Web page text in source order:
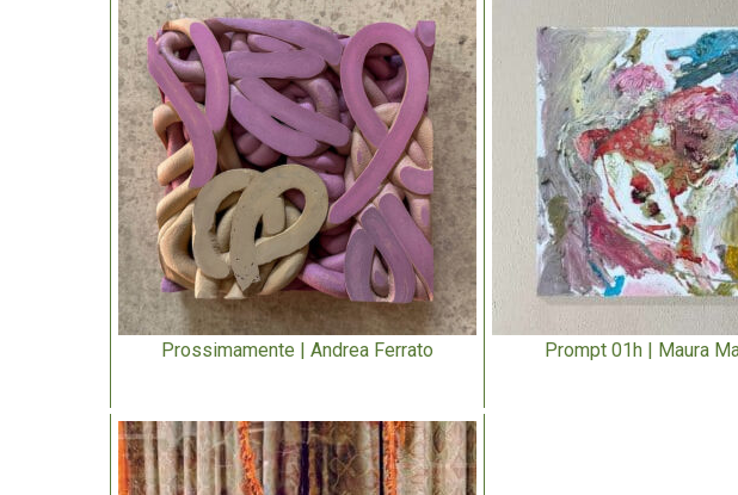
Prossimamente | Andrea Ferrato Prompt 01h | Maura